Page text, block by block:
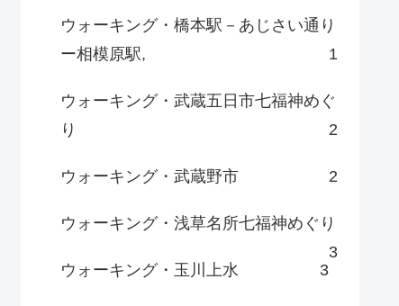
ウォーキング・橋本駅－あじさい通り
ー相模原駅,
1
ウォーキング・武蔵五日市七福神めぐ
り
2
ウォーキング・武蔵野市 2
ウォーキング・浅草名所七福神めぐり
3
ウォーキング・玉川上水
3